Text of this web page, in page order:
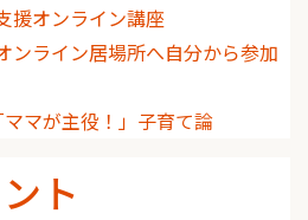
援オンライン講座
ンライン居場所へ自分から参加
マが主役！」子育て論
ト